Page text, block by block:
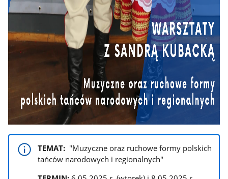
TEMAT: "Muzyczne oraz ruchowe formy polskich
tańców narodowych i regionalnych"